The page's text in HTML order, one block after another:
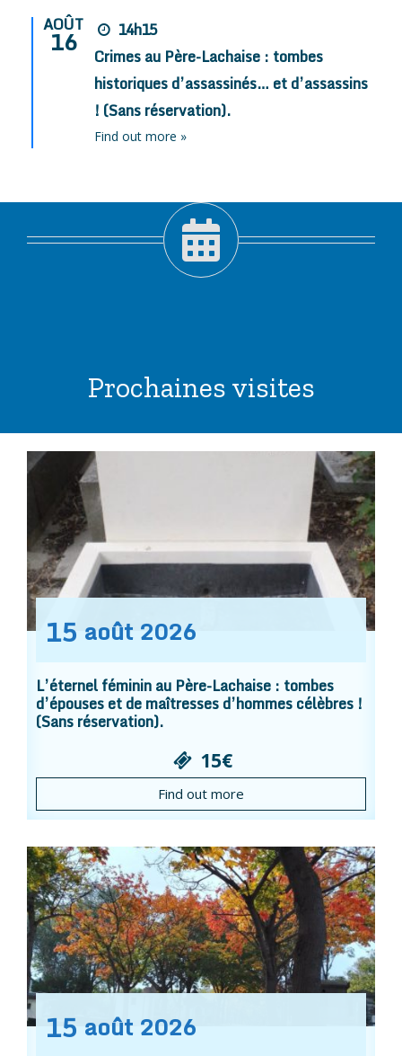
AOÛT
16
14h15
Crimes au Père-Lachaise : tombes
historiques d’assassinés… et d’assassins
! (Sans réservation).
Find out more »
Prochaines visites
15 août 2026
L’éternel féminin au Père-Lachaise : tombes
d’épouses et de maîtresses d’hommes célèbres !
(Sans réservation).
15€
Find out more
15 août 2026